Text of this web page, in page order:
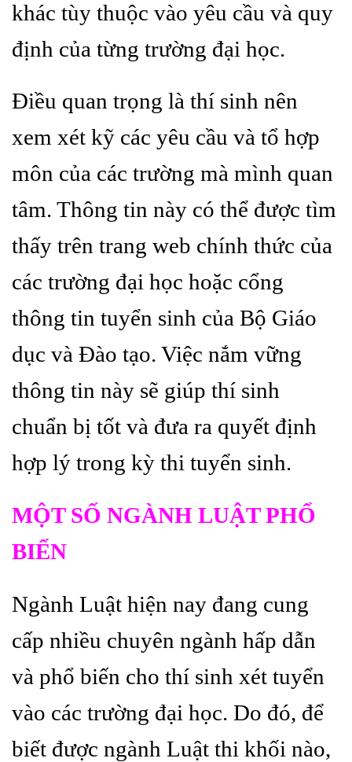
khác tùy thuộc vào yêu cầu và quy
định của từng trường đại học.
Điều quan trọng là thí sinh nên
xem xét kỹ các yêu cầu và tổ hợp
môn của các trường mà mình quan
tâm. Thông tin này có thể được tìm
thấy trên trang web chính thức của
các trường đại học hoặc cổng
thông tin tuyển sinh của Bộ Giáo
dục và Đào tạo. Việc nắm vững
thông tin này sẽ giúp thí sinh
chuẩn bị tốt và đưa ra quyết định
hợp lý trong kỳ thi tuyển sinh.
MỘT SỐ NGÀNH LUẬT PHỔ
BIẾN
Ngành Luật hiện nay đang cung
cấp nhiều chuyên ngành hấp dẫn
và phổ biến cho thí sinh xét tuyển
vào các trường đại học. Do đó, để
biết được ngành Luật thi khối nào,